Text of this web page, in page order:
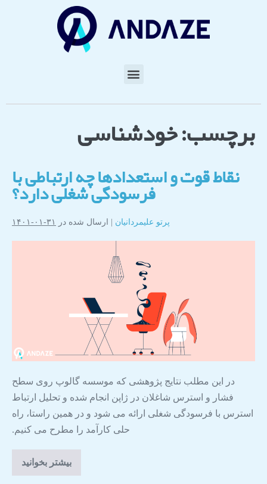
برچسب:خودشناسی
نقاط قوت و استعدادها چه ارتباطی با
فرسودگی شغلی دارد؟
پرتو علیمردانیان| ارسال شده در ۳۱-۰۱-۱۴۰۱
در این مطلب نتایج پژوهشی که موسسه گالوپ روی سطح
فشار و استرس شاغلان در ژاپن انجام شده و تحلیل ارتباط
استرس با فرسودگی شغلی ارائه می شود و در همین راستا، راه
حلی کارآمد را مطرح می کنیم.
بیشتر بخوانید